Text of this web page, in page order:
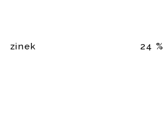
zinek 24 %